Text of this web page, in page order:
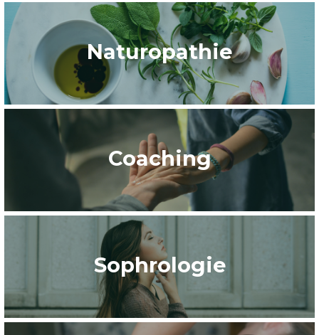
Naturopathie
Coaching
Sophrologie